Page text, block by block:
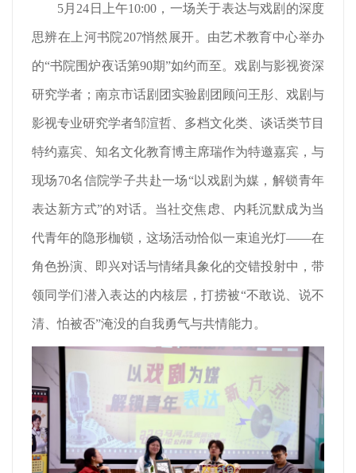
5月24日上午10:00，一场关于表达与戏剧的深度
思辨在上河书院207悄然展开。由艺术教育中心举办
的“书院围炉夜话第90期”如约而至。戏剧与影视资深
研究学者；南京市话剧团实验剧团顾问王彤、戏剧与
影视专业研究学者邹渲哲、多档文化类、谈话类节目
特约嘉宾、知名文化教育博主席瑞作为特邀嘉宾，与
现场70名信院学子共赴一场“以戏剧为媒，解锁青年
表达新方式”的对话。当社交焦虑、内耗沉默成为当
代青年的隐形枷锁，这场活动恰似一束追光灯——在
角色扮演、即兴对话与情绪具象化的交错投射中，带
领同学们潜入表达的内核层，打捞被“不敢说、说不
清、怕被否”淹没的自我勇气与共情能力。